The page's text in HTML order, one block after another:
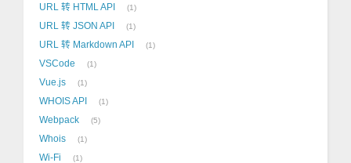
URL 转 HTML API 1
URL 转 JSON API 1
URL 转 Markdown API 1
VSCode 1
Vue.js 1
WHOIS API 1
Webpack 5
Whois 1
Wi-Fi 1